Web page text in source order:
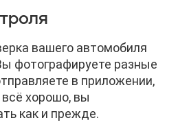
вашего автомобиля
фотографируете разные
в приложении,
хорошо, вы
как и прежде.